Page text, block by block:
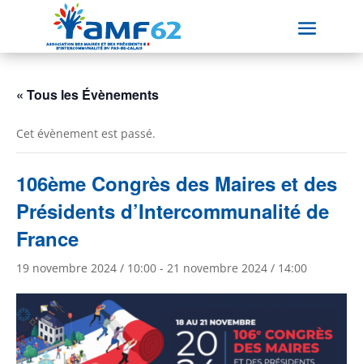
« Tous les Évènements
Cet évènement est passé.
106ème Congrès des Maires et des
Présidents d’Intercommunalité de
France
19 novembre 2024 / 10:00 - 21 novembre 2024 / 14:00